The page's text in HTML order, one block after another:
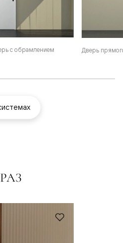
с обрамлением
Дверь